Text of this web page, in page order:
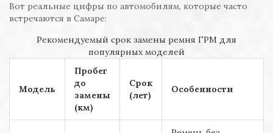
Вот реальные цифры по автомобилям, которые часто
встречаются в Самаре:
Рекомендуемый срок замены ремня ГРМ для
популярных моделей
Модель
Пробег
до
замены
(км)
Срок
(лет)
Особенности